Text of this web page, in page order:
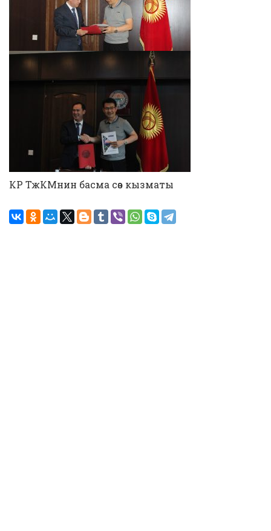
КР ТжКМнин басма сөз кызматы